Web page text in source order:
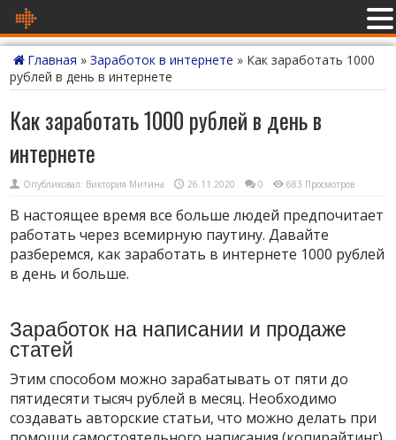
Главная »Заработок в интернете » Как заработать 1000
рублей в день в интернете
Как заработать 1000 рублей в день в
интернете
Опубликовал: Виктория Митина 26.11.2020 0 683 Просмотров
В настоящее время все больше людей предпочитает
работать через всемирную паутину. Давайте
разберемся, как заработать в интернете 1000 рублей
в день и больше.
Заработок на написании и продаже
статей
Этим способом можно зарабатывать от пяти до
пятидесяти тысяч рублей в месяц. Необходимо
создавать авторские статьи, что можно делать при